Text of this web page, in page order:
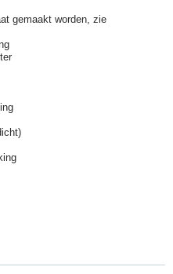
gemaakt worden, zie